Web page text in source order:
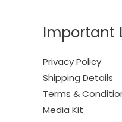
Important
Privacy Policy
Shipping Details
Terms &
Media Kit